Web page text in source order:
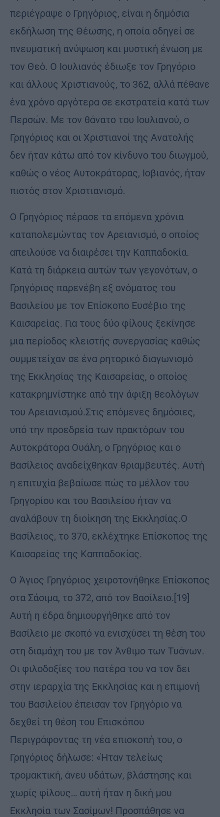
περιέγραψε ο Γρηγόριος, είναι η δημόσια
εκδήλωση της Θέωσης, η οποία οδηγεί σε
πνευματική ανύψωση και μυστική ένωση με
τον Θεό. Ο Ιουλιανός έδιωξε τον Γρηγόριο
και άλλους Χριστιανούς, το 362, αλλά πέθανε
ένα χρόνο αργότερα σε εκστρατεία κατά των
Περσών. Με τον θάνατο του Ιουλιανού, ο
Γρηγόριος και οι Χριστιανοί της Ανατολής
δεν ήταν κάτω από τον κίνδυνο του διωγμού,
καθώς ο νέος Αυτοκράτορας, Ιοβιανός, ήταν
πιστός στον Χριστιανισμό.
Ο Γρηγόριος πέρασε τα επόμενα χρόνια
καταπολεμώντας τον Αρειανισμό, ο οποίος
απειλούσε να διαιρέσει την Καππαδοκία.
Κατά τη διάρκεια αυτών των γεγονότων, ο
Γρηγόριος παρενέβη εξ ονόματος του
Βασιλείου με τον Επίσκοπο Ευσέβιο της
Καισαρείας. Για τους δύο φίλους ξεκίνησε
μια περίοδος κλειστής συνεργασίας καθώς
συμμετείχαν σε ένα ρητορικό διαγωνισμό
της Εκκλησίας της Καισαρείας, ο οποίος
κατακρημνίστηκε από την άφιξη θεολόγων
του Αρειανισμού.Στις επόμενες δημόσιες,
υπό την προεδρεία των πρακτόρων του
Αυτοκράτορα Ουάλη, ο Γρηγόριος και ο
Βασίλειος αναδείχθηκαν θριαμβευτές. Αυτή
η επιτυχία βεβαίωσε πώς το μέλλον του
Γρηγορίου και του Βασιλείου ήταν να
αναλάβουν τη διοίκηση της Εκκλησίας.Ο
Βασίλειος, το 370, εκλέχτηκε Επίσκοπος της
Καισαρείας της Καππαδοκίας.
Ο Άγιος Γρηγόριος χειροτονήθηκε Επίσκοπος
στα Σάσιμα, το 372, από τον Βασίλειο.[19]
Αυτή η έδρα δημιουργήθηκε από τον
Βασίλειο με σκοπό να ενισχύσει τη θέση του
στη διαμάχη του με τον Άνθιμο των Τυάνων.
Οι φιλοδοξίες του πατέρα του να τον δει
στην ιεραρχία της Εκκλησίας και η επιμονή
του Βασιλείου έπεισαν τον Γρηγόριο να
δεχθεί τη θέση του Επισκόπου
Περιγράφοντας τη νέα επισκοπή του, ο
Γρηγόριος δήλωσε: «Ήταν τελείως
τρομακτική, άνευ υδάτων, βλάστησης και
χωρίς φίλους… αυτή ήταν η δική μου
Εκκλησία των Σασίμων! Προσπάθησε να